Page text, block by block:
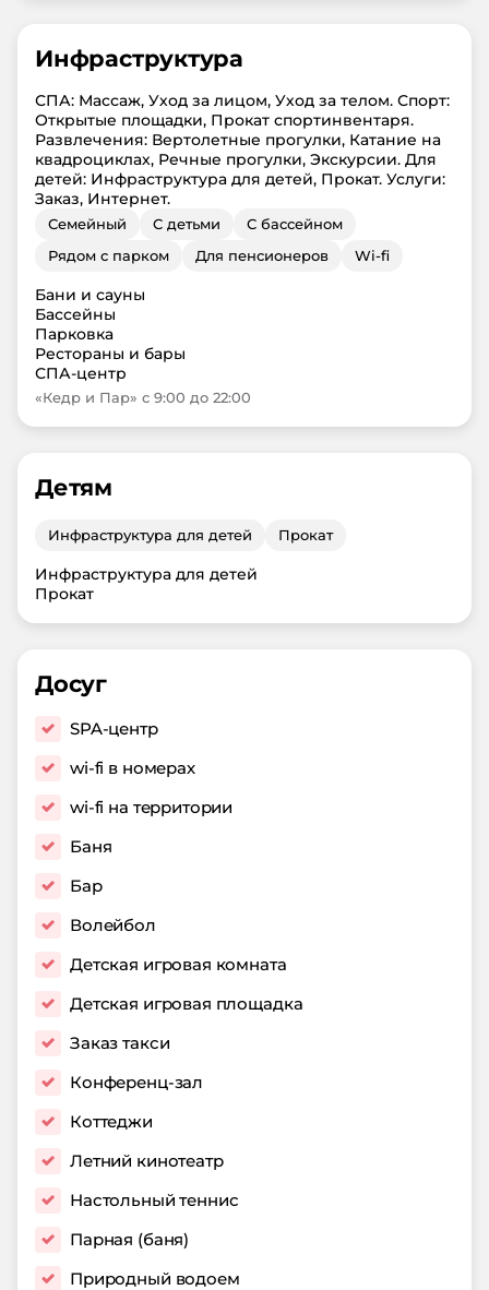
Инфраструктура
СПА: Массаж, Уход за лицом, Уход за телом. Спорт:
Открытые площадки, Прокат спортинвентаря.
Развлечения: Вертолетные прогулки, Катание на
квадроциклах, Речные прогулки, Экскурсии. Для
детей: Инфраструктура для детей, Прокат. Услуги:
Заказ, Интернет.
Семейный С детьми
С бассейном
Рядом с парком
Для пенсионеров Wi-fi
Бани и сауны
Бассейны
Парковка
Рестораны и бары
СПА-центр
«Кедр и Пар» с 9:00 до 22:00
Детям
Инфраструктура для детей Прокат
Инфраструктура для детей
Прокат
Досуг
SPA-центр
wi-fi в номерах
wi-fi на территории
Баня
Бар
Волейбол
Детская игровая комната
Детская игровая площадка
Заказ такси
Конференц-зал
Коттеджи
Летний кинотеатр
Настольный теннис
Парная (баня)
Природный водоем